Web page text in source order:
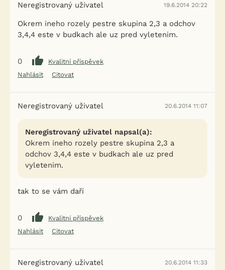
Neregistrovaný uživatel 19.6.2014 20:22
Okrem ineho rozely pestre skupina 2,3 a odchov
3,4,4 este v budkach ale uz pred vyletenim.
0
Kvalitní příspěvek
Nahlásit
Citovat
Neregistrovaný uživatel 20.6.2014 11:07
Neregistrovaný uživatel napsal(a):
Okrem ineho rozely pestre skupina 2,3 a
odchov 3,4,4 este v budkach ale uz pred
vyletenim.
tak to se vám daří
0
Kvalitní příspěvek
Nahlásit
Citovat
Neregistrovaný uživatel 20.6.2014 11:33